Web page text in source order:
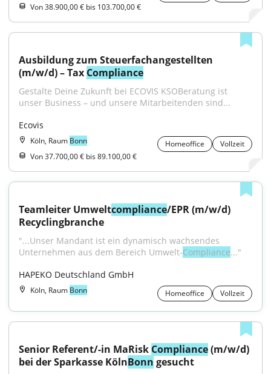
Von 38.900,00 € bis 103.700,00 €
Ausbildung zum Steuerfachangestellten
(m/w/d) – Tax Compliance
Gestalte Deine Zukunft bei ECOVIS KSOBeratung ist
unser Business – und unsere Mitarbeitenden sind...
Ecovis
Köln, Raum Bonn Homeoffice
Vollzeit
Von 37.700,00 € bis 89.100,00 €
Teamleiter Umweltcompliance/EPR (m/w/d)
Recyclingbranche
"...Unser Mandant ist ein dynamisch wachsendes
Unternehmen aus dem Bereich Umwelt-Compliance..."
HAPEKO Deutschland GmbH
Köln, Raum Bonn Homeoffice Vollzeit
Senior Referent/-in MaRisk Compliance (m/w/d)
bei der Sparkasse KölnBonn gesucht